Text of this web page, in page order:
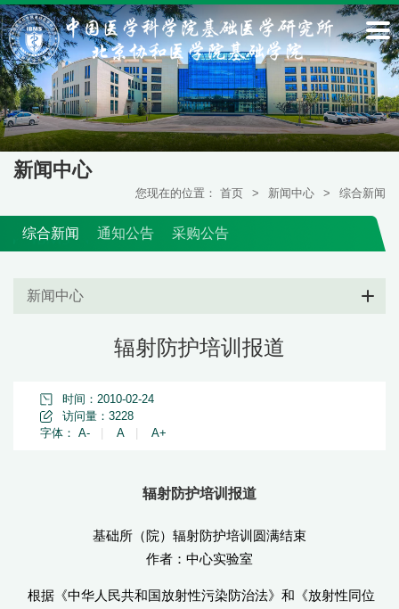
新闻中心
您现在的位置： 首页 > 新闻中心 > 综合新闻
综合新闻 通知公告 采购公告
新闻中心
辐射防护培训报道
时间：2010-02-24
访问量： 3228
字体： A- A A+
辐射防护培训报道
基础所（院）辐射防护培训圆满结束
作者：中心实验室
根据《中华人民共和国放射性污染防治法》和《放射性同位